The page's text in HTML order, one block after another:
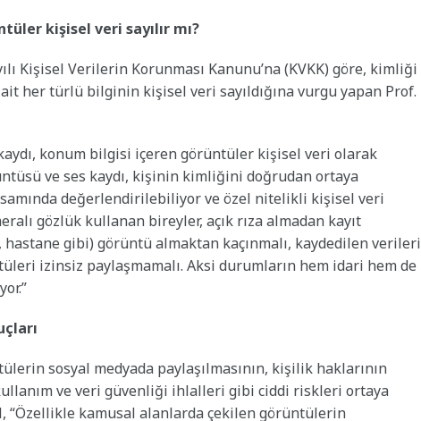
kişisel veri sayılır mı?
Kişisel Verilerin Korunması Kanunu’na (KVKK) göre, kimliği
her türlü bilginin kişisel veri sayıldığına vurgu yapan Prof.
konum bilgisi içeren görüntüler kişisel veri olarak
ve ses kaydı, kişinin kimliğini doğrudan ortaya
değerlendirilebiliyor ve özel nitelikli kişisel veri
gözlük kullanan bireyler, açık rıza almadan kayıt
hastane gibi) görüntü almaktan kaçınmalı, kaydedilen verileri
izinsiz paylaşmamalı. Aksi durumların hem idari hem de
sosyal medyada paylaşılmasının, kişilik haklarının
ve veri güvenliği ihlalleri gibi ciddi riskleri ortaya
“Özellikle kamusal alanlarda çekilen görüntülerin